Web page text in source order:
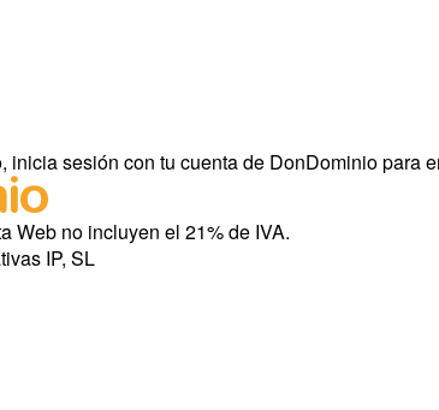
inicia sesión con tu cuenta de DonDominio para
Web no incluyen el 21% de IVA.
IP, SL